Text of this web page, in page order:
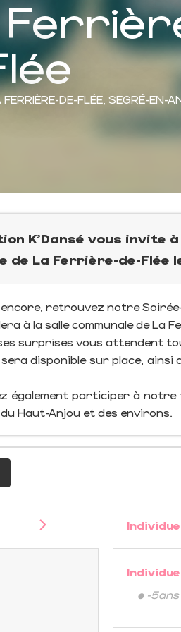
FERRIÈRE-DE-FLÉE, SEGRÉ-EN-
K'Dansé vous invite
de La Ferrière-de-Flée
retrouvez notre
à la salle communale de La
surprises vous attendent
disponible sur place,
également participer à
Haut-Anjou et des environs.
• -5ans